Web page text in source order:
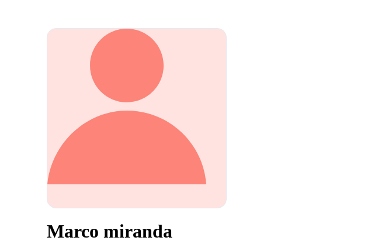
Marco miranda